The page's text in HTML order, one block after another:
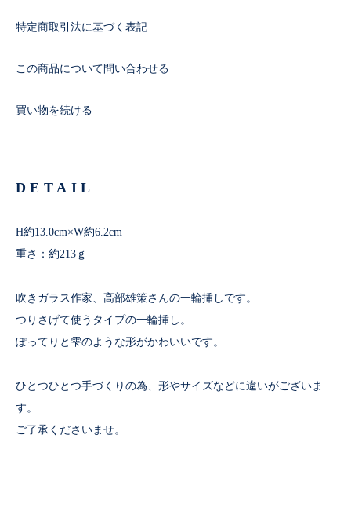
特定商取引法に基づく表記
この商品について問い合わせる
買い物を続ける
DETAIL
H約13.0cm×W約6.2cm
重さ：約213ｇ
吹きガラス作家、高部雄策さんの一輪挿しです。
つりさげて使うタイプの一輪挿し。
ぽってりと雫のような形がかわいいです。
ひとつひとつ手づくりの為、形やサイズなどに違いがございま
す。
ご了承くださいませ。